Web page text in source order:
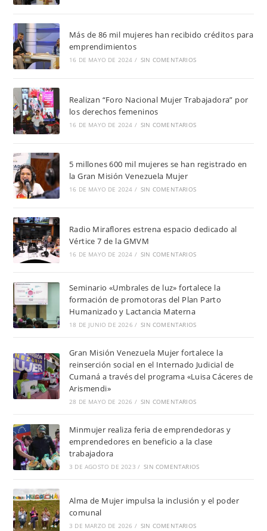
Más de 86 mil mujeres han recibido créditos para
emprendimientos
16 DE MAYO DE 2024 / SIN COMENTARIOS
Realizan “Foro Nacional Mujer Trabajadora” por
los derechos femeninos
16 DE MAYO DE 2024 / SIN COMENTARIOS
5 millones 600 mil mujeres se han registrado en
la Gran Misión Venezuela Mujer
16 DE MAYO DE 2024 / SIN COMENTARIOS
Radio Miraflores estrena espacio dedicado al
Vértice 7 de la GMVM
16 DE MAYO DE 2024 / SIN COMENTARIOS
Seminario «Umbrales de luz» fortalece la
formación de promotoras del Plan Parto
Humanizado y Lactancia Materna
18 DE JUNIO DE 2026 / SIN COMENTARIOS
Gran Misión Venezuela Mujer fortalece la
reinserción social en el Internado Judicial de
Cumaná a través del programa «Luisa Cáceres de
Arismendi»
28 DE MAYO DE 2026 / SIN COMENTARIOS
Minmujer realiza feria de emprendedoras y
emprendedores en beneficio a la clase
trabajadora
3 DE AGOSTO DE 2023 / SIN COMENTARIOS
Alma de Mujer impulsa la inclusión y el poder
comunal
3 DE MARZO DE 2026 / SIN COMENTARIOS